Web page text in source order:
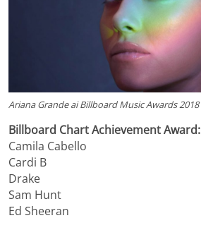
Ariana Grande ai Billboard Music Awards 2018
Billboard Chart Achievement Award:
Camila Cabello
Cardi B
Drake
Sam Hunt
Ed Sheeran